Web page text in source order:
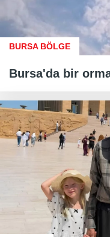
BURSA BÖLGE
Bursa'da bir